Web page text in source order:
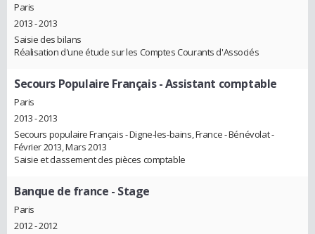
Paris
2013 - 2013
Saisie des bilans
Réalisation d'une étude sur les Comptes Courants d'Associés
Secours Populaire Français- Assistant comptable
Paris
2013 - 2013
Secours populaire Français - Digne-les-bains, France - Bénévolat -
Février 2013, Mars 2013
Saisie et classement des pièces comptable
Banque de france - Stage
Paris
2012 - 2012